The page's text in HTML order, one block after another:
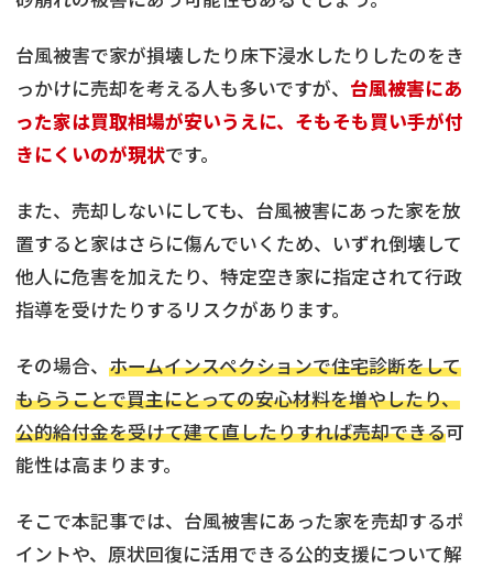
借地 不動産リースバック
任意売却 空き家
アンケート調査
台風被害で家が損壊したり床下浸水したりしたのをき
っかけに売却を考える人も多いですが、 台風被害にあ
った家は買取相場が安いうえに、そもそも買い手が付
きにくいのが現状です。
また、売却しないにしても、台風被害にあった家を放
置すると家はさらに傷んでいくため、いずれ倒壊して
他人に危害を加えたり、特定空き家に指定されて行政
指導を受けたりするリスクがあります。
その場合、 ホームインスペクションで住宅診断をして
もらうことで買主にとっての安心材料を増やしたり、
公的給付金を受けて建て直したりすれば売却できる可
能性は高まります。
そこで本記事では、台風被害にあった家を売却するポ
イントや、原状回復に活用できる公的支援について解